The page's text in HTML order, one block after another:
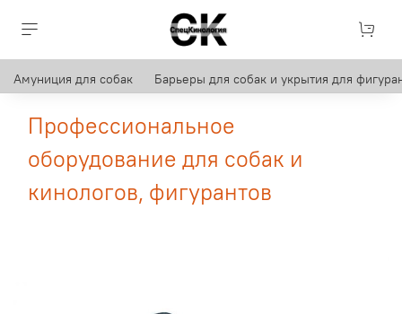
Амуниция для собак Барьеры для собак и укрытия для
Профессиональное
оборудование для собак и
кинологов, фигурантов